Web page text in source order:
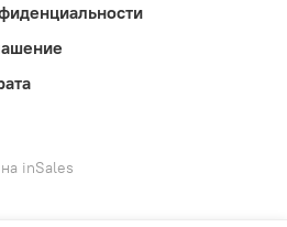
inSales